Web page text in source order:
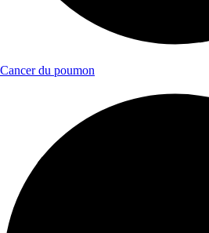
Cancer du poumon